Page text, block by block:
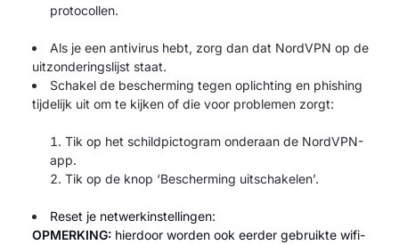
protocollen.
Als je een antivirus hebt, zorg dan dat NordVPN op de
uitzonderingslijst staat.
Schakel de bescherming tegen oplichting en phishing
tijdelijk uit om te kijken of die voor problemen zorgt:
Tik op het schildpictogram onderaan de NordVPN-
app.
Tik op de knop ‘Bescherming uitschakelen’.
Reset je netwerkinstellingen:
OPMERKING: hierdoor worden ook eerder gebruikte wifi-